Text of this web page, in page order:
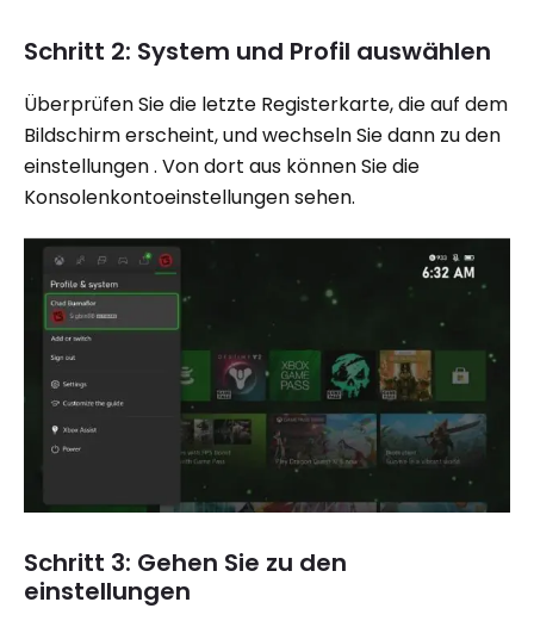
Schritt 2: System und Profil auswählen
Überprüfen Sie die letzte Registerkarte, die auf dem
Bildschirm erscheint, und wechseln Sie dann zu den
einstellungen . Von dort aus können Sie die
Konsolenkontoeinstellungen sehen.
Schritt 3: Gehen Sie zu den
einstellungen